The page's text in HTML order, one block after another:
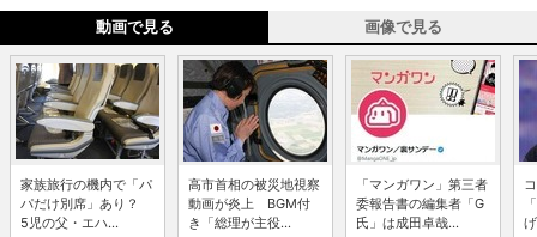
動画で見る 画像で見る
家族旅行の機内で「パ
パだけ別席」あり？
5児の父・エハ...
高市首相の被災地視察
動画が炎上 BGM付
き「総理が主役...
「マンガワン」第三者
委報告書の編集者「G
氏」は成田卓哉...